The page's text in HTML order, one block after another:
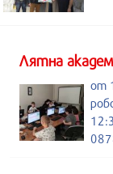
Лятна
от